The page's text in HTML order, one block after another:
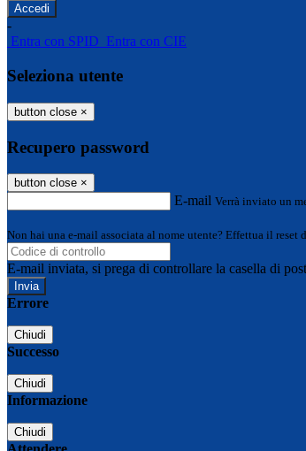
-
Entra con SPID Entra con CIE
Seleziona utente
button close ×
Recupero password
button close ×
E-mail Verrà inviato un
Non hai una e-mail associata al nome utente? Effettua il reset
E-mail inviata, si prega di controllare la casella di
Errore
Chiudi
Successo
Chiudi
Informazione
Chiudi